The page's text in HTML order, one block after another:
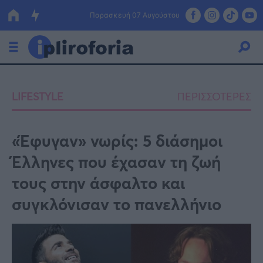
Παρασκευή 07 Αυγούστου
Οικονομία
Πολιτική
Τράπεζες
Επιδοτήσεις
ΕΣΠΑ
Κόσμος
Lifestyle
Αθλητικά
LIFESTYLE ΠΕΡΙΣΣΟΤΕΡΕΣ
«Έφυγαν» νωρίς: 5 διάσημοι
Έλληνες που έχασαν τη ζωή
τους στην άσφαλτο και
συγκλόνισαν το πανελλήνιο